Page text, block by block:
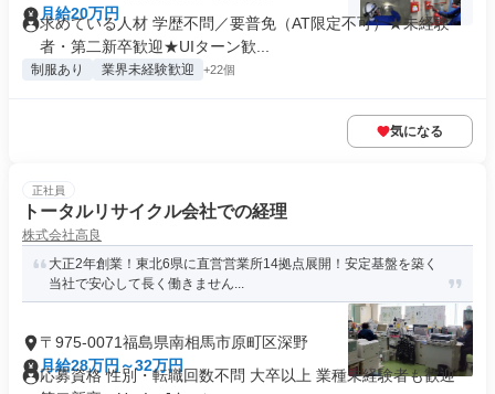
月給20万円
求めている人材 学歴不問／要普免（AT限定不可）★未経験
者・第二新卒歓迎★UIターン歓...
制服あり 業界未経験歓迎 +22個
気になる
正社員
トータルリサイクル会社での経理
株式会社高良
大正2年創業！東北6県に直営営業所14拠点展開！安定基盤を築く
当社で安心して長く働きません...
〒975-0071福島県南相馬市原町区深野
月給28万円～32万円
応募資格 性別・転職回数不問 大卒以上 業種未経験者も歓迎